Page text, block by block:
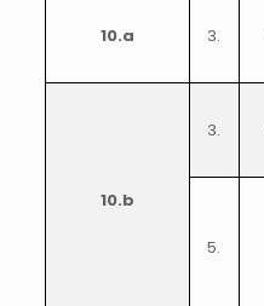
10.a 3.
10.b
3.
5.